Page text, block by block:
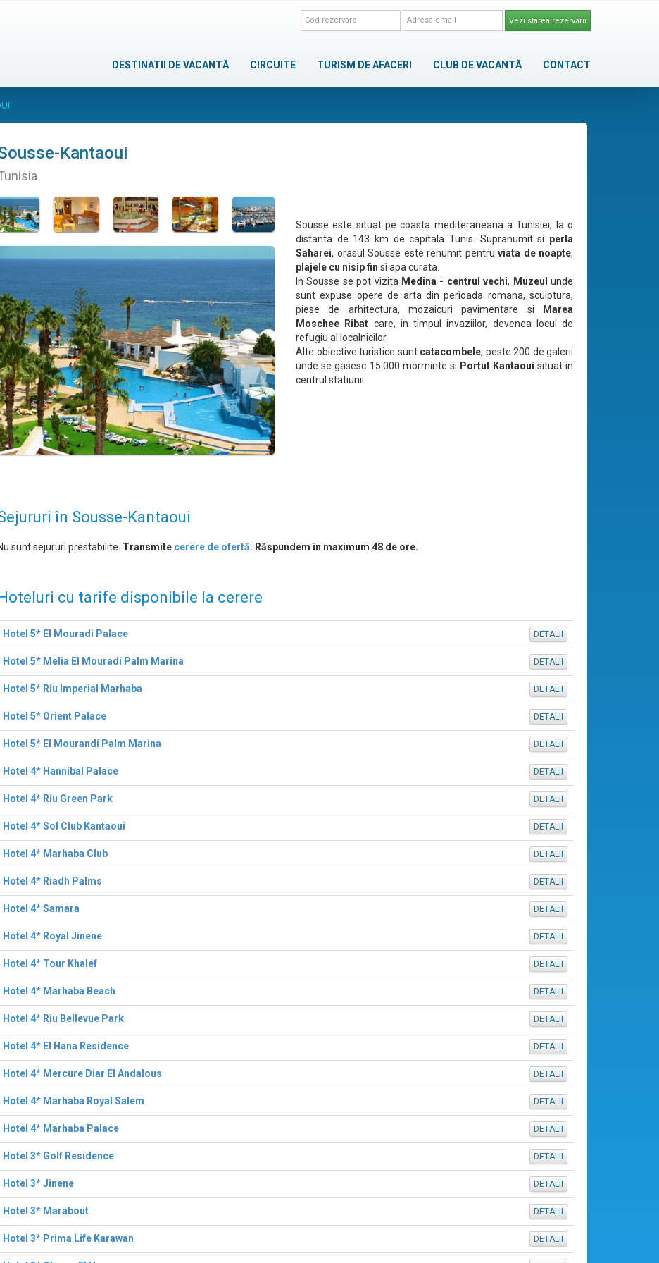
Vezi starea rezervării
DESTINATII DE VACANTĂ CIRCUITE TURISM DE AFACERI CLUB DE VACANTĂ CONTACT
Kantaoui
Sousse este situat pe coasta mediteraneana a Tunisiei, la o
distanta de 143 km de capitala Tunis. Supranumit si perla
Saharei, orasul Sousse este renumit pentru viata de noapte,
plajele cu nisip fin si apa curata.
In Sousse se pot vizita Medina - centrul vechi, Muzeul unde
sunt expuse opere de arta din perioada romana, sculptura,
piese de arhitectura, mozaicuri pavimentare si
Marea
Moschee Ribat care, in timpul invaziilor, devenea locul de
refugiu al localnicilor.
Alte obiective turistice sunt catacombele, peste 200 de galerii
unde se gasesc 15.000 morminte si Portul Kantaoui situat in
centrul statiunii.
în Sousse-Kantaoui
sunt sejururi prestabilite. Transmite cerere de ofertă. Răspundem în maximum 48 de ore.
cu tarife disponibile la cerere
Hotel 5* El Mouradi Palace DETALII
Hotel 5* Melia El Mouradi Palm Marina DETALII
Hotel 5* Riu Imperial Marhaba DETALII
Hotel 5* Orient Palace DETALII
Hotel 5* El Mourandi Palm Marina DETALII
Hotel 4* Hannibal Palace DETALII
Hotel 4* Riu Green Park DETALII
Hotel 4* Sol Club Kantaoui DETALII
Hotel 4* Marhaba Club DETALII
Hotel 4* Riadh Palms DETALII
Hotel 4* Samara DETALII
Hotel 4* Royal Jinene DETALII
Hotel 4* Tour Khalef DETALII
Hotel 4* Marhaba Beach DETALII
Hotel 4* Riu Bellevue Park DETALII
Hotel 4* El Hana Residence DETALII
Hotel 4* Mercure Diar El Andalous DETALII
Hotel 4* Marhaba Royal Salem DETALII
Hotel 4* Marhaba Palace DETALII
Hotel 3* Golf Residence DETALII
Hotel 3* Jinene DETALII
Hotel 3* Marabout DETALII
Hotel 3* Prima Life Karawan DETALII